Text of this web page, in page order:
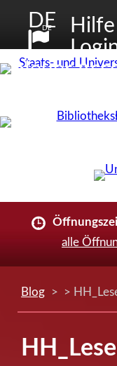
DE
DE Hilfe
Neuer
alle
Blog > >